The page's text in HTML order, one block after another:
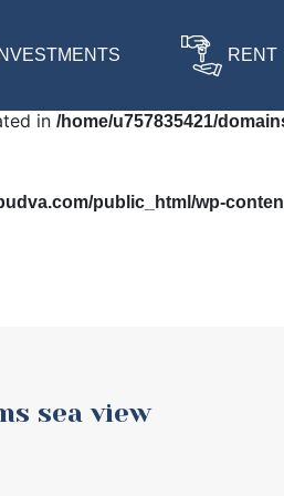
harmonia-budva.com/
in /home/u757835421/
RENT
public_html/wp-
sea view